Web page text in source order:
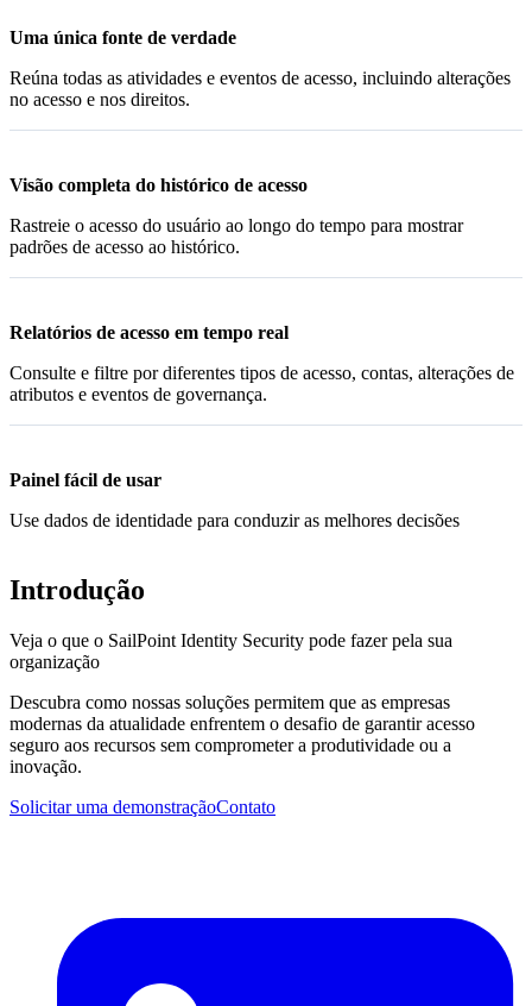
Uma única fonte de verdade
Reúna todas as atividades e eventos de acesso, incluindo alterações
no acesso e nos direitos.
Visão completa do histórico de acesso
Rastreie o acesso do usuário ao longo do tempo para mostrar
padrões de acesso ao histórico.
Relatórios de acesso em tempo real
Consulte e filtre por diferentes tipos de acesso, contas, alterações de
atributos e eventos de governança.
Painel fácil de usar
Use dados de identidade para conduzir as melhores decisões
Introdução
Veja o que o SailPoint Identity Security pode fazer pela sua
organização
Descubra como nossas soluções permitem que as empresas
modernas da atualidade enfrentem o desafio de garantir acesso
seguro aos recursos sem comprometer a produtividade ou a
inovação.
Solicitar uma demonstraçãoContato